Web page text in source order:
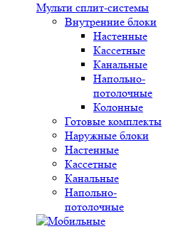
Мульти сплит-системы
Внутренние блоки
Настенные
Кассетные
Канальные
Напольно-
потолочные
Колонные
Готовые комплекты
Наружные блоки
Настенные
Кассетные
Канальные
Напольно-
потолочные